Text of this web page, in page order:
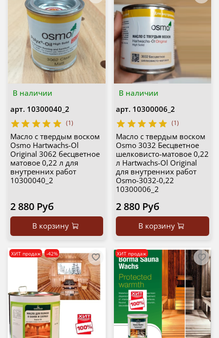
В наличии
арт. 10300040_2
(1)
Масло с твердым воском
Osmo Hartwachs-Ol
Original 3062 бесцветное
матовое 0,22 л для
внутренних работ
10300040_2
2 880 Руб
В корзину
В наличии
арт. 10300006_2
(1)
Масло с твердым воском
Osmo 3032 Бесцветное
шелковисто-матовое 0,22
л Hartwachs-Ol Original
для внутренних работ
Osmo-3032-0,22
10300006_2
2 880 Руб
В корзину
ХИТ продаж -42% ХИТ продаж